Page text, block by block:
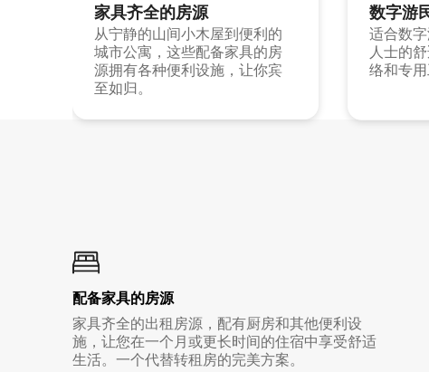
家具齐全的房源
从宁静的山间小木屋到便利的
城市公寓，这些配备家具的房
源拥有各种便利设施，让你宾
至如归。
数字游
适合数
人士的
络和专用
配备家具的房源
家具齐全的出租房源，配有厨房和其他便利设
施，让您在一个月或更长时间的住宿中享受舒适
生活。一个代替转租房的完美方案。